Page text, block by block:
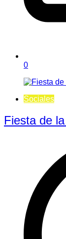
0
Sociales
Fiesta de